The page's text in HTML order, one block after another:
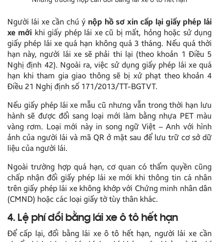
Người lái xe cần chú ý nộp hồ sơ xin cấp lại giấy phép lái
xe mới khi giấy phép lái xe cũ bị mất, hỏng hoặc sử dụng
giấy phép lái xe quá hạn không quá 3 tháng. Nếu quá thời
hạn này, người lái xe sẽ phải thi lại (theo khoản 1 Điều 5
Nghị định 42). Ngoài ra, việc sử dụng giấy phép lái xe quá
hạn khi tham gia giao thông sẽ bị xử phạt theo khoản 4
Điều 21 Nghị định số 171/2013/TT-BGTVT.
Nếu giấy phép lái xe mẫu cũ nhưng vẫn trong thời hạn lưu
hành sẽ được đổi sang loại mới làm bằng nhựa PET màu
vàng rơm. Loại mới này in song ngữ Việt – Anh với hình
ảnh của người lái và mã QR ở mặt sau để lưu trữ cơ sở dữ
liệu của người lái.
Ngoài trường hợp quá hạn, cơ quan có thẩm quyền cũng
chấp nhận đổi giấy phép lái xe mới khi thông tin cá nhân
trên giấy phép lái xe không khớp với Chứng minh nhân dân
(CMND) hoặc các loại giấy tờ tùy thân khác.
4. Lệ phí đổi bằng lái xe ô tô hết hạn
Để cấp lại, đổi bằng lái xe ô tô hết hạn, người lái xe cần